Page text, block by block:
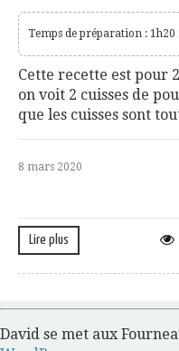
Temps de préparation :
Cette recette est pour
on voit 2 cuisses de
que les cuisses sont
8 mars 2020
Lire plus
David se met aux